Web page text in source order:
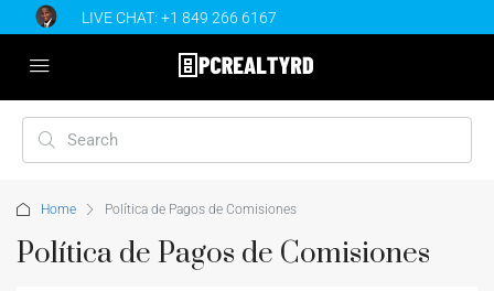
LIVE CHAT: +1 849 266 6167
Home Política de Pagos de Comisiones
Política de Pagos de Comisiones